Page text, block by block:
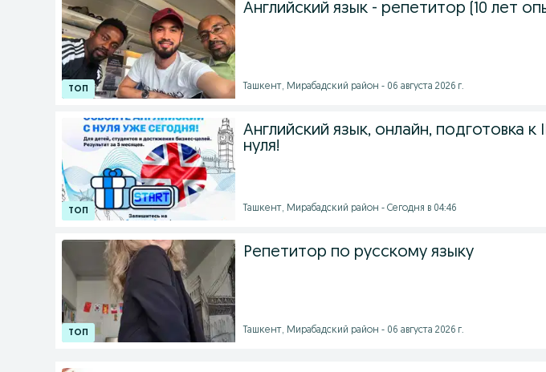
Английский язык - репетитор (10 лет
Ташкент, Мирабадский район - 06 августа 2026 г.
Английский язык, онлайн, подготовка к
нуля!
Ташкент, Мирабадский район - Сегодня в 04:46
Репетитор по русскому языку
Ташкент, Мирабадский район - 06 августа 2026 г.